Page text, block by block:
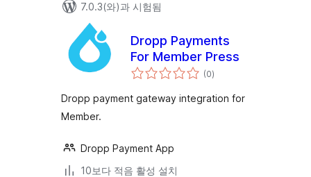
7.0.3(와)과 시험됨
Dropp Payments
For Member Press
(0전
체
점
)
Dropp payment gateway integration for
Member.
Dropp Payment App
10보다 적음 활성 설치